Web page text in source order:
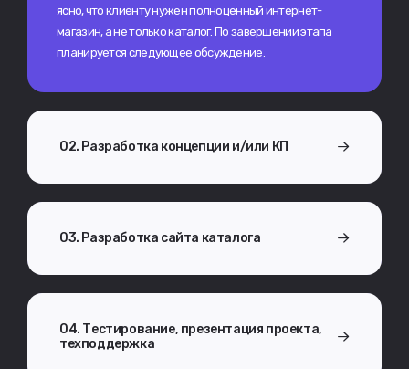
ясно, что клиенту нужен полноценный интернет-
магазин, а не только каталог. По завершении этапа
планируется следующее обсуждение.
02. Разработка концепции и/или КП
03. Разработка сайта каталога
04. Тестирование, презентация проекта,
техподдержка